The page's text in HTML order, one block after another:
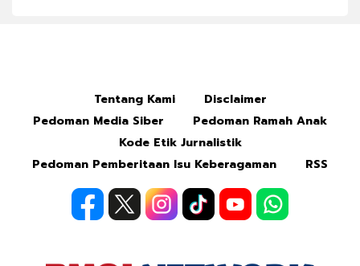
Tentang Kami
Disclaimer
Pedoman Media Siber
Pedoman Ramah Anak
Kode Etik Jurnalistik
Pedoman Pemberitaan Isu Keberagaman
RSS